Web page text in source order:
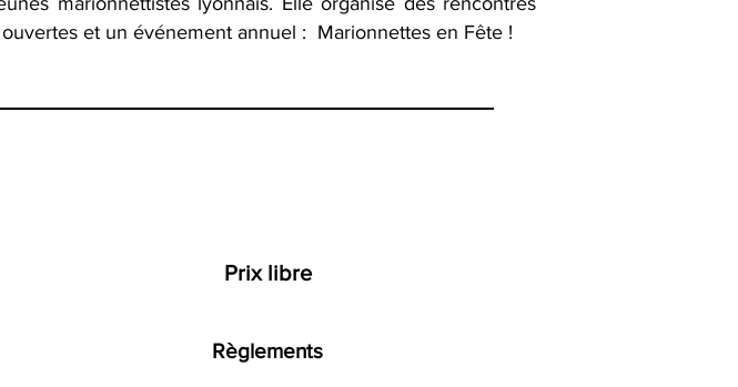
et un événement annuel : Marionnettes en Fête !
Prix libre​
Règlements